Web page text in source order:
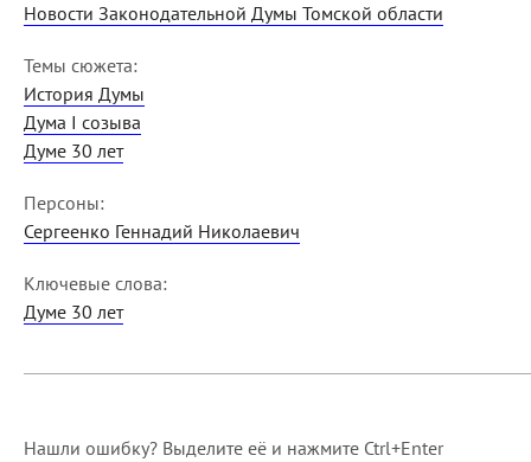
Новости Законодательной Думы Томской области
Темы сюжета:
История Думы
Дума I созыва
Думе 30 лет
Персоны:
Сергеенко Геннадий Николаевич
Ключевые слова:
Думе 30 лет
Нашли ошибку? Выделите её и нажмите Ctrl+Enter